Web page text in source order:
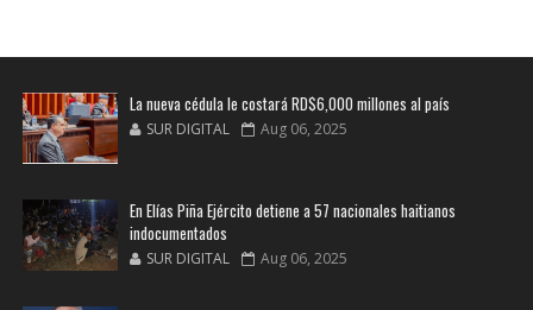
La nueva cédula le costará RD$6,000 millones al país
SUR DIGITAL Aug 06, 2025
En Elías Piña Ejército detiene a 57 nacionales haitianos
indocumentados
SUR DIGITAL Aug 06, 2025